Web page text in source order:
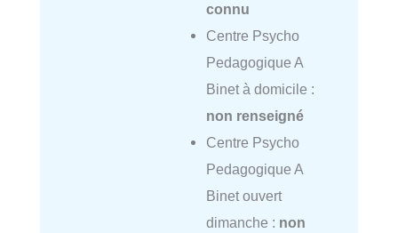
connu
Centre Psycho
Pedagogique A
Binet à domicile :
non renseigné
Centre Psycho
Pedagogique A
Binet ouvert
dimanche : non